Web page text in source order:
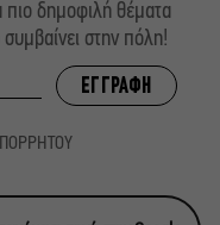
δημοφιλή θέματα
στην πόλη!